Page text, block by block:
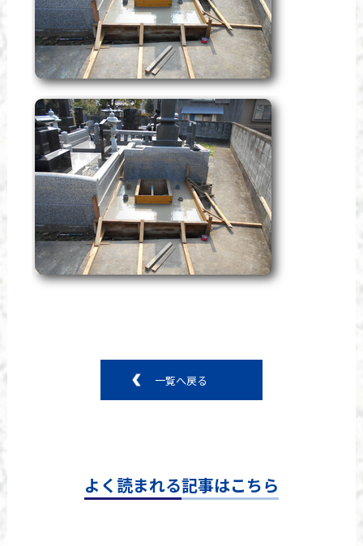
一覧へ戻る
よく読まれる記事はこちら